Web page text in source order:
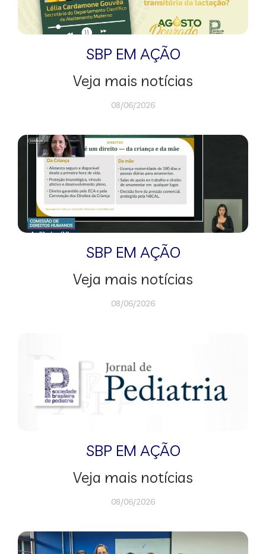
SBP EM AÇÃO
Veja mais notícias
08/06/2026
SBP EM AÇÃO
Veja mais notícias
08/06/2026
SBP EM AÇÃO
Veja mais notícias
08/06/2026